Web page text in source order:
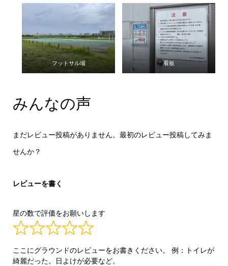
フットサル場 看板
みんなの声
まだレビュー投稿がありません。最初のレビュー投稿してみま
せんか？
レビューを書く
星の数で評価をお願いします
ここにグラウンドのレビューをお書きください。 例：トイレが
綺麗だった。日よけが必要など。